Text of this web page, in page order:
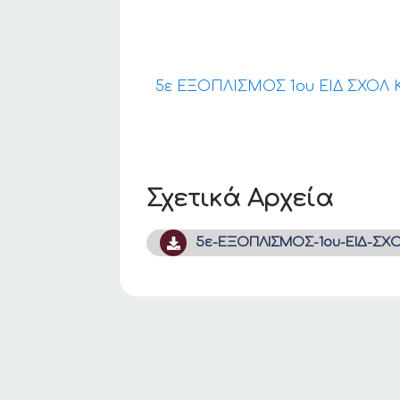
Σχετικά Αρχεία
5ε-ΕΞΟΠΛΙΣΜΟΣ-1ου-ΕΙΔ-
5ε ΕΞΟΠΛΙΣΜΟΣ 1ου ΕΙΔ ΣΧΟΛ